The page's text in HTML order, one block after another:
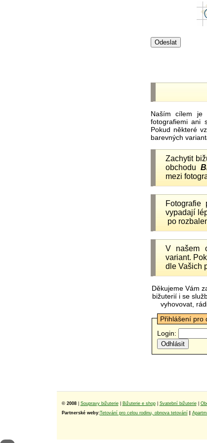
Naším cílem je
fotografiemi ani
Pokud některé
barevných
Zachytit
obchodu
mezi
vypadají
po
V našem
variant.
dle Vašich
Děkujeme Vám
bižuterií i se
vyhovovat,
Přihlášení pro
Login:
© 2008 Soupravy bižuterie| Bižuterie e shop| Svatební bižuterie|
Partnerské weby:Tetování pro celou rodinu, obnova tetování